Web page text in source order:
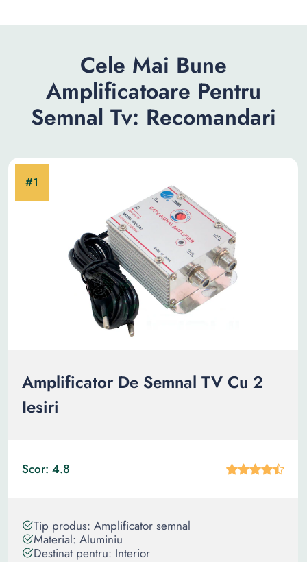
Cele Mai Bune
Amplificatoare Pentru
Semnal Tv: Recomandari
Amplificator De Semnal TV Cu 2
Iesiri
Scor: 4.8
Tip produs: Amplificator semnal
Material: Aluminiu
Destinat pentru: Interior